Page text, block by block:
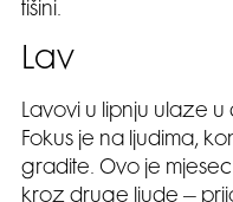
tišini.
Lav
Lavovi u lipnju ulaze
Fokus je na ljudima,
gradite. Ovo je
kroz druge ljude –